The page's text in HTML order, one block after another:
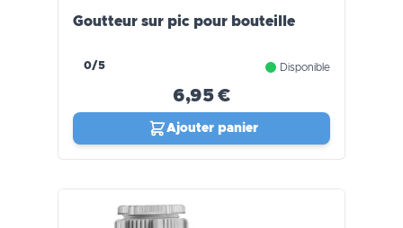
Goutteur sur pic pour bouteille
0/5 Disponible
6,95 €
Ajouter panier